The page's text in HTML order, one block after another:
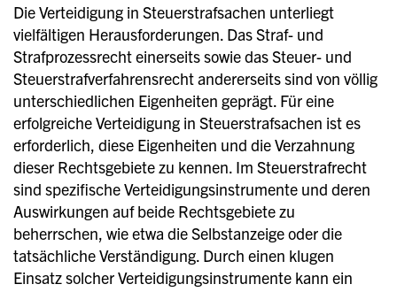
Die Verteidigung in Steuerstrafsachen unterliegt
vielfältigen Herausforderungen. Das Straf- und
Strafprozessrecht einerseits sowie das Steuer- und
Steuerstrafverfahrensrecht andererseits sind von völlig
unterschiedlichen Eigenheiten geprägt. Für eine
erfolgreiche Verteidigung in Steuerstrafsachen ist es
erforderlich, diese Eigenheiten und die Verzahnung
dieser Rechtsgebiete zu kennen. Im Steuerstrafrecht
sind spezifische Verteidigungsinstrumente und deren
Auswirkungen auf beide Rechtsgebiete zu
beherrschen, wie etwa die Selbstanzeige oder die
tatsächliche Verständigung. Durch einen klugen
Einsatz solcher Verteidigungsinstrumente kann ein